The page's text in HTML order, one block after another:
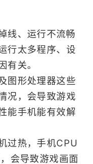
线、运行不流畅
行太多程序、设
有关。
图形处理器这些
况，会导致游戏
能手机能有效解
过热，手机CPU
会导致游戏画面